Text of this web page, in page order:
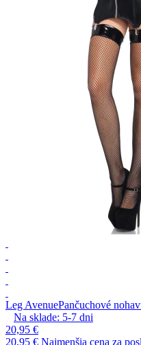
Leg AvenuePančuchové
Na sklade: 5-7 dni
20,95 €
20,95 € Najmenšia cena za